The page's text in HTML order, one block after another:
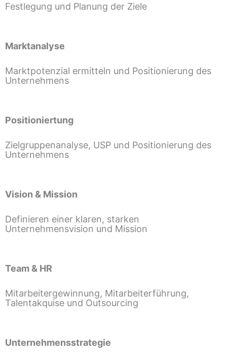
Festlegung und Planung der Ziele
Marktanalyse
Marktpotenzial ermitteln und Positionierung des
Unternehmens
Positioniertung
Zielgruppenanalyse, USP und Positionierung des
Unternehmens
Vision & Mission
Definieren einer klaren, starken
Unternehmensvision und Mission
Team & HR
Mitarbeitergewinnung, Mitarbeiterführung,
Talentakquise und Outsourcing
Unternehmensstrategie